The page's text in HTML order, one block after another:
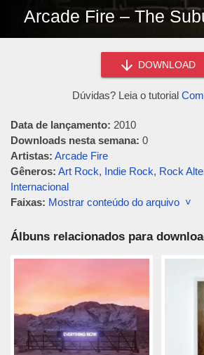
Arcade Fire – The
DOWNLOAD
Dúvidas? Leia o tutorial
Data de lançamento: 2010
Downloads nesta semana: 0
Artistas: Arcade Fire
Gêneros: Art Rock, Indie Rock, Rock
Internacional
Faixas: Mostrar conteúdo do arquivo ˅
Álbuns relacionados para